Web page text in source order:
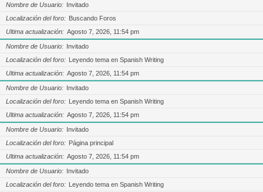
Nombre de Usuario
Invitado
Localización del foro
Buscando Foros
Ultima actualización
Agosto 7, 2026, 11:54 pm
Nombre de Usuario
Invitado
Localización del foro
Leyendo tema en Spanish Writing
Ultima actualización
Agosto 7, 2026, 11:54 pm
Nombre de Usuario
Invitado
Localización del foro
Leyendo tema en Spanish Writing
Ultima actualización
Agosto 7, 2026, 11:54 pm
Nombre de Usuario
Invitado
Localización del foro
Página principal
Ultima actualización
Agosto 7, 2026, 11:54 pm
Nombre de Usuario
Invitado
Localización del foro
Leyendo tema en Spanish Writing